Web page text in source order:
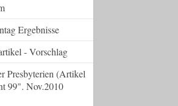
Ergebnisse
- Vorschlag
Presbyterien (Artikel
99". Nov.2010